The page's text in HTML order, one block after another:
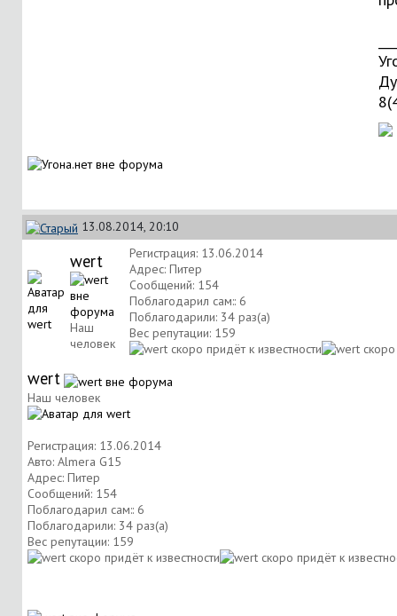
13.08.2014, 20:10
wert
Наш
человек
Регистрация: 13.06.2014
Адрес: Питер
Сообщений: 154
Поблагодарил сам:: 6
Поблагодарили: 34 раз(а)
Вес репутации: 159
wert
Наш человек
Регистрация: 13.06.2014
Авто: Almera G15
Адрес: Питер
Сообщений: 154
Поблагодарил сам:: 6
Поблагодарили: 34 раз(а)
Вес репутации: 159